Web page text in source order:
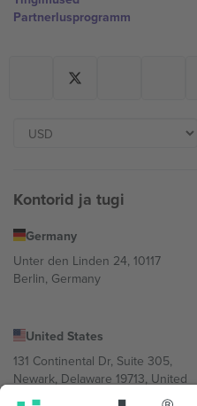
Partnerlusprogramm
Kontorid ja tugi
Germany
Unter den Linden 24, 10117
Berlin, Germany
United States
131 Continental Dr, Suite 305,
Newark, Delaware 19713, United
States